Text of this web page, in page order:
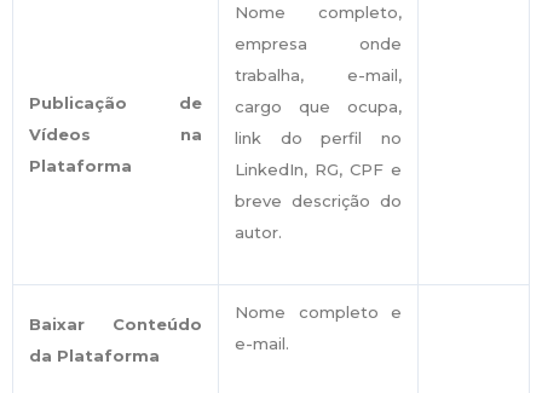
Publicação de
Vídeos na
Plataforma
Nome completo,
empresa onde
trabalha, e-mail,
cargo que ocupa,
link do perfil no
LinkedIn, RG, CPF e
breve descrição do
autor.
Baixar Conteúdo
da Plataforma
Nome completo e
e-mail.